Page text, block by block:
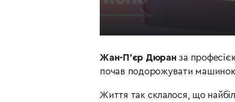
Жан-П'єр Дюран за
почав подорожувати
Життя так склалося, що